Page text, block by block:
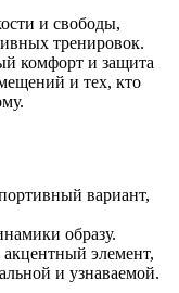
и свободы,
тренировок.
комфорт и защита
и тех, кто
вариант,
образу.
элемент,
и узнаваемой.